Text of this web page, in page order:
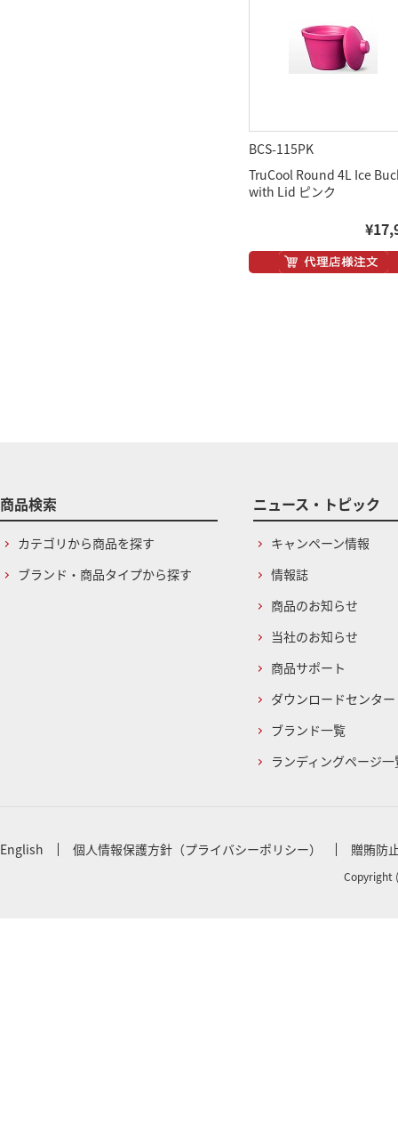
BCS-115PK
TruCool Round 4L Ice
with Lid ピンク
商品検索
カテゴリから商品を探す
ブランド・商品タイプから探す
ニュース・トピック
キャンペーン情報
情報誌
商品のお知らせ
当社のお知らせ
商品サポート
ダウンロードセンター
ブランド一覧
ランディングページ一
English 個人情報保護方針（プライバシーポリシー） 贈賄防
Copyright